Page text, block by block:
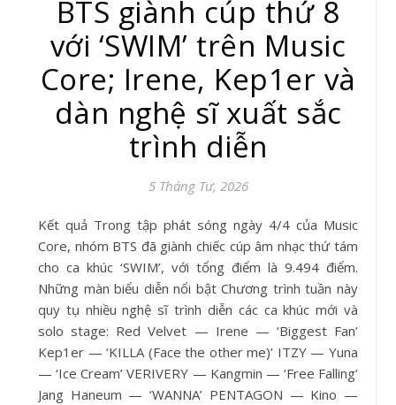
BTS giành cúp thứ 8
với ‘SWIM’ trên Music
Core; Irene, Kep1er và
dàn nghệ sĩ xuất sắc
trình diễn
5 Tháng Tư, 2026
Kết quả Trong tập phát sóng ngày 4/4 của Music
Core, nhóm BTS đã giành chiếc cúp âm nhạc thứ tám
cho ca khúc ‘SWIM’, với tổng điểm là 9.494 điểm.
Những màn biểu diễn nổi bật Chương trình tuần này
quy tụ nhiều nghệ sĩ trình diễn các ca khúc mới và
solo stage: Red Velvet — Irene — ‘Biggest Fan’
Kep1er — ‘KILLA (Face the other me)’ ITZY — Yuna
— ‘Ice Cream’ VERIVERY — Kangmin — ‘Free Falling’
Jang Haneum — ‘WANNA’ PENTAGON — Kino —